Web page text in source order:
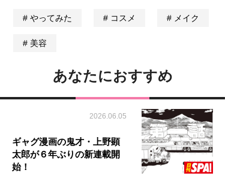
やってみた コスメ メイク
美容
あなたにおすすめ
2026.06.05
ギャグ漫画の鬼才・上野顕
太郎が６年ぶりの新連載開
始！